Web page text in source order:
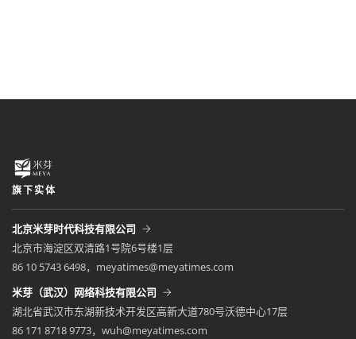
旗下实体
北京米芽时代科技有限公司
北京市海淀区双清路1号院6号楼1层
86 10 5743 6498，meyatimes@meyatimes.com
米芽（武汉）网络科技有限公司
湖北省武汉市东湖新技术开发区高新大道780号沃德中心17层
86 171 8718 9773，wuh@meyatimes.com